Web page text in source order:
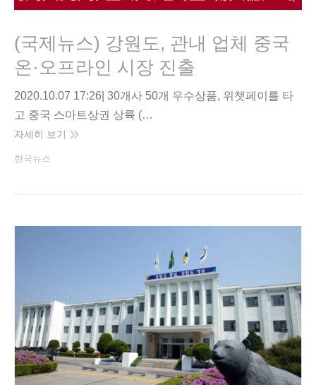
(국제뉴스) 강원도, 관내 업체 중국
온·오프라인 시장 진출
2020.10.07 17:26| 30개사 50개 우수상품, 위챗페이를 타
고 중국 스마트상권 상륙 (…
자세히 보기
한국뉴스